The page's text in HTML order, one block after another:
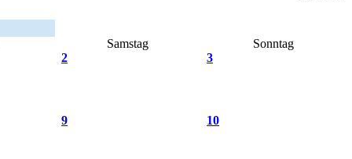
Samstag
Sonntag
2 3
9 10